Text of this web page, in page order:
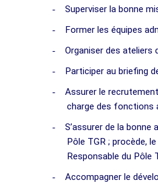
- Superviser la bonne
- Former les équipes
- Organiser des
- Participer au briefing
-
Assurer le
charge des fonctions
-
S’assurer de la
Pôle TGR ; procède,
Responsable du Pôle
-
Accompagner le